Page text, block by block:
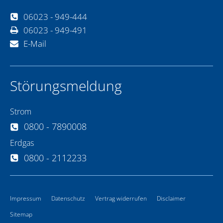
06023 - 949-444
06023 - 949-491
E-Mail
Störungsmeldung
Strom
0800 - 7890008
Erdgas
0800 - 2112233
Impressum Datenschutz Vertrag widerrufen
Disclaimer
Sitemap